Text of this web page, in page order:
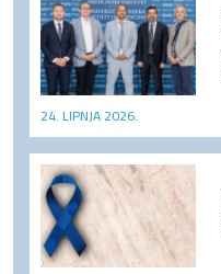
24. LIPNJA 2026.